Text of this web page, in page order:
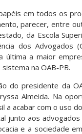
em todos os
parecer, entre
da Escola
dos Advogados
última a maior
na OAB-PB.
do presidente da
Almeida. Na
a acabar com o uso
junto aos
e a sociedade